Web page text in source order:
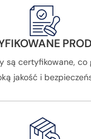
są certyfikowane, co
jakość i